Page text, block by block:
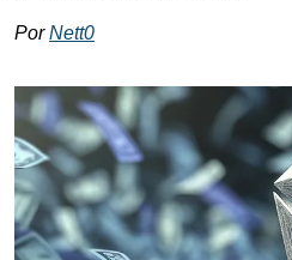
Por Nett0